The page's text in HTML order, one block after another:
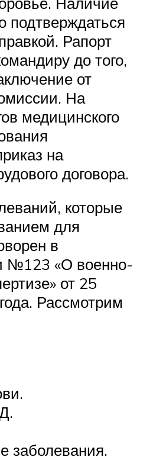
подтверждаться
Рапорт
до того,
от
На
медицинского
на
договора.
которые
для
в
№123 «О военно-
от 25
Рассмотрим
заболевания.